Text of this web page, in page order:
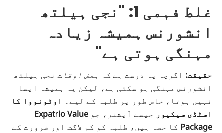
غلط فہمی 1: "نجی ہیلتھ
انشورنس ہمیشہ زیادہ
مہنگی ہوتی ہے"
حقیقت: اگرچہ یہ درست ہے کہ بعض اوقات نجی ہیلتھ
انشورنس مہنگی ہو سکتی ہے، لیکن یہ ہمیشہ ایسا
نہیں ہوتا، خاص طور پر طلبہ کے لیے۔ اوٹونووا کا
اسٹڈی سیکیور جیسے آپشنز، جو Expatrio Value
Package کا حصہ ہیں، طلبہ کو کم لاگت اور ضرورت کے